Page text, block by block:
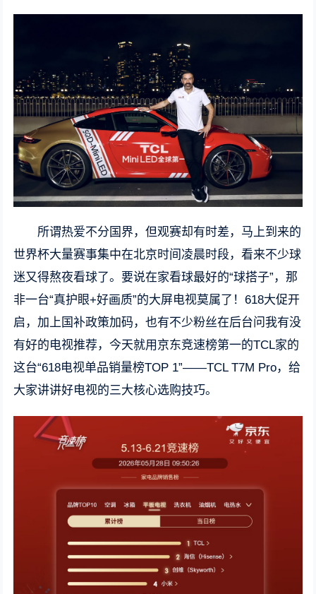
所谓热爱不分国界，但观赛却有时差，马上到来的
世界杯大量赛事集中在北京时间凌晨时段，看来不少球
迷又得熬夜看球了。要说在家看球最好的“球搭子”，那
非一台“真护眼+好画质”的大屏电视莫属了！618大促开
启，加上国补政策加码，也有不少粉丝在后台问我有没
有好的电视推荐，今天就用京东竞速榜第一的TCL家的
这台“618电视单品销量榜TOP 1”——TCL T7M Pro，给
大家讲讲好电视的三大核心选购技巧。